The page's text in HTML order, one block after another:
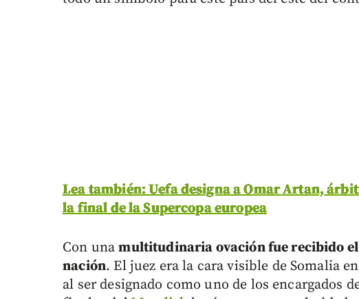
Lea también: Uefa designa a Omar Artan,
la final de la Supercopa europea
Con unamultitudinaria ovación fue recibido el
nación. El juez era la cara visible de Somalia
al ser designado como uno de los encargados